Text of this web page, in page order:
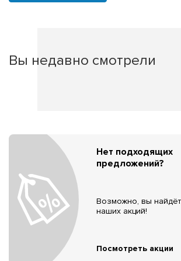
Вы недавно смотрели
Нет подходящих
предложений?
Возможно, вы
наших акций!
Посмотреть акции